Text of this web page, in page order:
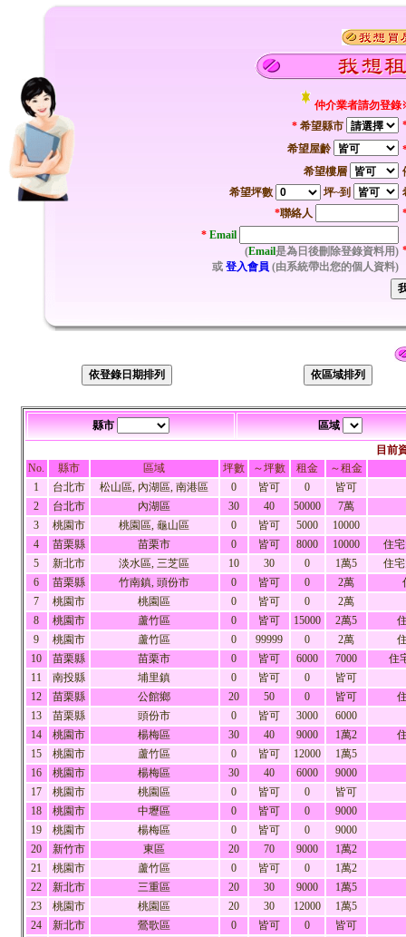
仲介業者請勿登錄
* 希望縣市
希望屋齡
希望樓層
希望坪數
坪~到
*聯絡人
* Email
(Email是為日後刪除登錄資料用)
或 登入會員 (由系統帶出您的個人資料)
縣市
區域
目前
No.
縣市 區域 坪數 ～坪數 租金
～租金
1
台北市 松山區, 內湖區, 南港區 0 皆可 0
皆可
2
台北市 內湖區 30 40 50000
7萬
3
桃園市 桃園區, 龜山區 0 皆可 5000
10000
4
苗栗縣 苗栗市 0 皆可 8000 10000
住
5
新北市 淡水區, 三芝區 10 30 0 1萬5
住
6
苗栗縣 竹南鎮, 頭份市 0 皆可 0 2萬
7
桃園市 桃園區 0 皆可 0
2萬
8
桃園市 蘆竹區 0 皆可 15000 2萬5
9
桃園市 蘆竹區 0 99999 0 2萬
10
苗栗縣 苗栗市 0 皆可 6000 7000
住
11
南投縣 埔里鎮 0 皆可 0
皆可
12
苗栗縣 公館鄉 20 50 0 皆可
13
苗栗縣 頭份市 0 皆可 3000
6000
14
桃園市 楊梅區 30 40 9000 1萬2
15
桃園市 蘆竹區 0 皆可 12000
1萬5
16
桃園市 楊梅區 30 40 6000
9000
17
桃園市 桃園區 0 皆可 0
皆可
18
桃園市 中壢區 0 皆可 0
9000
19
桃園市 楊梅區 0 皆可 0
9000
20
新竹市 東區 20 70 9000
1萬2
21
桃園市 蘆竹區 0 皆可 0
1萬2
22
新北市 三重區 20 30 9000
1萬5
23
桃園市 桃園區 20 30 12000
1萬5
24
新北市 鶯歌區 0 皆可 0
皆可